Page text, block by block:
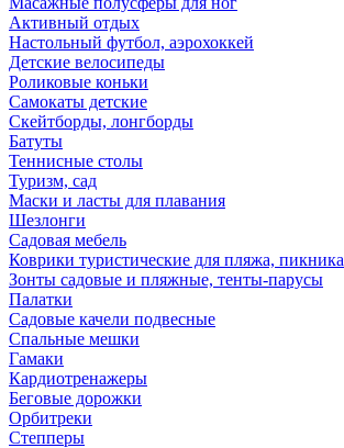
Активный отдых
Настольный футбол, аэрохоккей
Детские велосипеды
Роликовые коньки
Самокаты детские
Скейтборды, лонгборды
Батуты
Теннисные столы
Туризм, сад
Маски и ласты для плавания
Шезлонги
Садовая мебель
Коврики туристические для пляжа, пикника
Зонты садовые и пляжные, тенты-парусы
Палатки
Садовые качели подвесные
Спальные мешки
Гамаки
Кардиотренажеры
Беговые дорожки
Орбитреки
Степперы